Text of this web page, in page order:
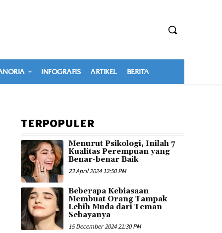
INFOGRAFIS ARTIKEL BERITA
TERPOPULER
Menurut Psikologi, Inilah 7
Kualitas Perempuan yang
Benar-benar Baik
23 April 2024 12:50 PM
Beberapa Kebiasaan
Membuat Orang Tampak
Lebih Muda dari Teman
Sebayanya
15 December 2024 21:30 PM